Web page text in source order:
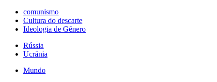
comunismo
Cultura do descarte
Ideologia de Gênero
Rússia
Ucrânia
Mundo